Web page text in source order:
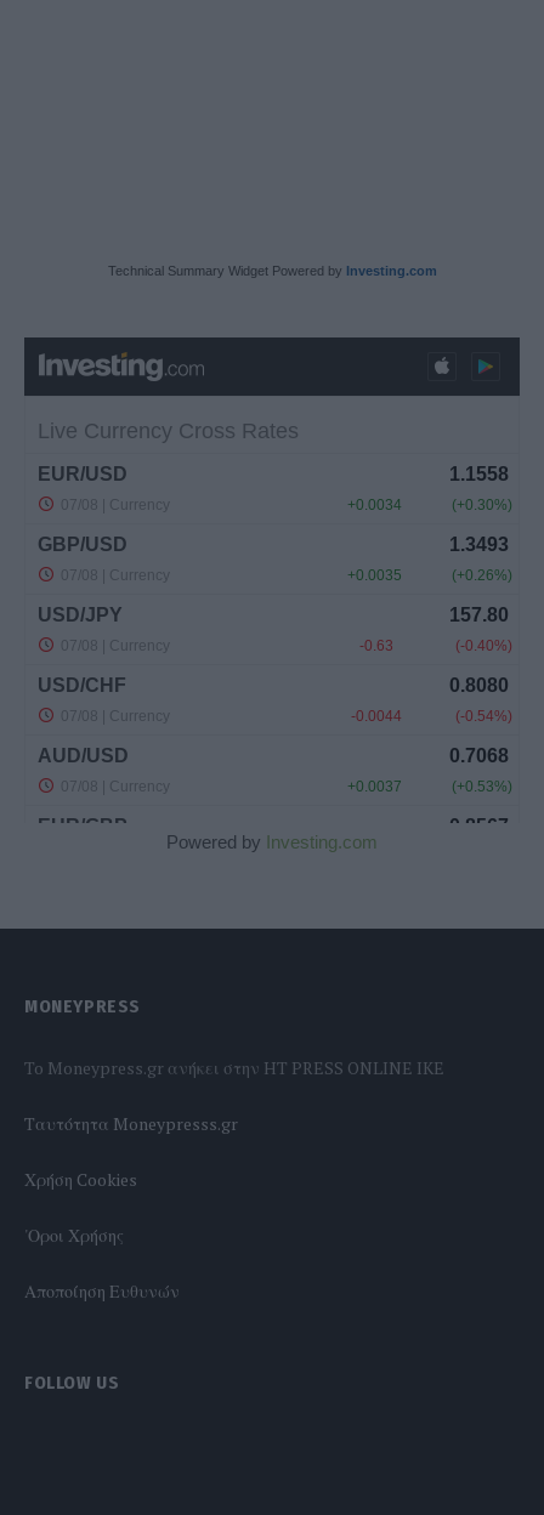
Technical Summary Widget Powered by Investing.com
Powered by Investing.com
MONEYPRESS
To Moneypress.gr ανήκει στην HT PRESS ONLINE IKE
Tαυτότητα Moneypresss.gr
Χρήση Cookies
'Οροι Χρήσης
Αποποίηση Ευθυνών
FOLLOW US